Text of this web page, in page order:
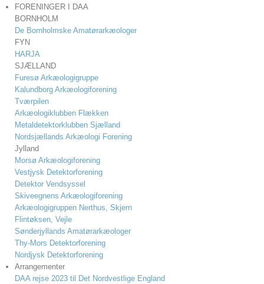
FORENINGER I DAA
BORNHOLM
De Bornholmske Amatørarkæologer
FYN
HARJA
SJÆLLAND
Furesø Arkæologigruppe
Kalundborg Arkæologiforening
Tværpilen
Arkæologiklubben Flækken
Metaldetektorklubben Sjælland
Nordsjællands Arkæologi Forening
Jylland
Morsø Arkæologiforening
Vestjysk Detektorforening
Detektor Vendsyssel
Skiveegnens Arkæologiforening
Arkæologigruppen Nerthus, Skjern
Flintøksen, Vejle
Sønderjyllands Amatørarkæologer
Thy-Mors Detektorforening
Nordjysk Detektorforening
Arrangementer
DAA rejse 2023 til Det Nordvestlige England